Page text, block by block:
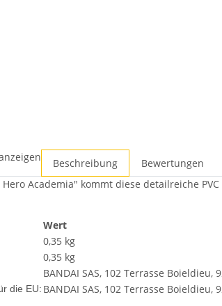
Beschreibung Bewertungen
Academia" kommt diese detailreiche
Wert
0,35 kg
0,35 kg
BANDAI SAS, 102 Terrasse
die EU: BANDAI SAS, 102 Terrasse